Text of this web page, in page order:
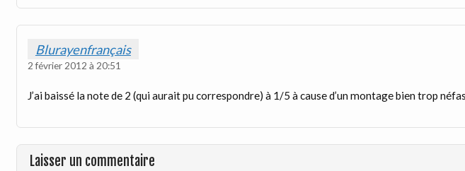
Blurayenfrançais
2 février 2012 à 20:51
J’ai baissé la note de 2 (qui aurait pu correspondre) à 1/5 à cause d’un montage bien trop
Laisser un commentaire